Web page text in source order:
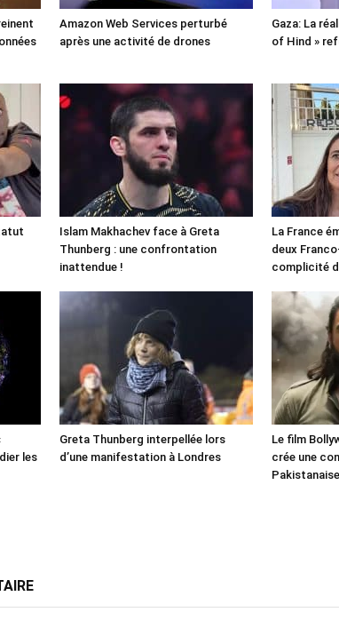
Amazon Web Services perturbé
après une activité de drones
Gaza: La
of Hind »
Islam Makhachev face à Greta
Thunberg : une confrontation
inattendue !
La France
deux
complicité
les
Greta Thunberg interpellée lors
d’une manifestation à Londres
Le film
crée une
Pakistanaise